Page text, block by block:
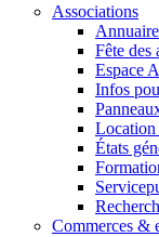
Associations
Fête des
Espace
Infos
Location
États
Commerces &